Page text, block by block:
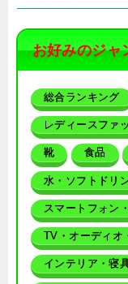
お好みのジャ
総合ランキング
レディースファ
靴 食品
水・ソフトドリ
スマートフォン
TV・オーディオ
インテリア・寝